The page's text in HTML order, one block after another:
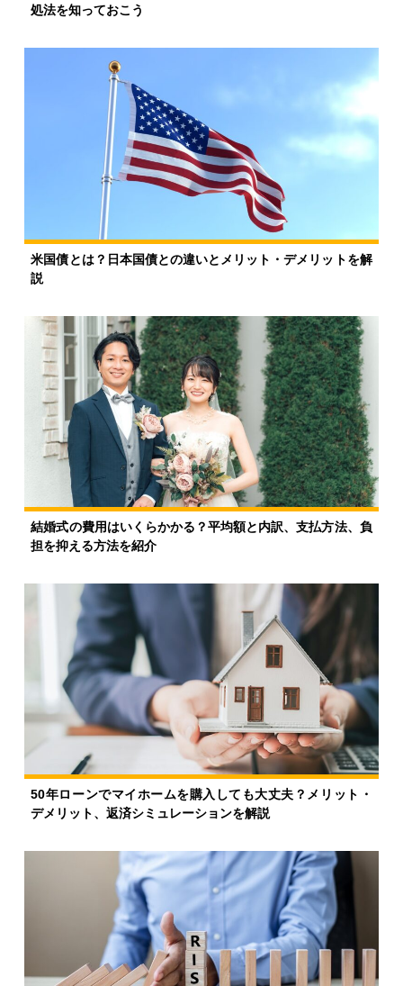
処法を知っておこう
米国債とは？日本国債との違いとメリット・デメリットを解
説
結婚式の費用はいくらかかる？平均額と内訳、支払方法、負
担を抑える方法を紹介
50年ローンでマイホームを購入しても大丈夫？メリット・
デメリット、返済シミュレーションを解説